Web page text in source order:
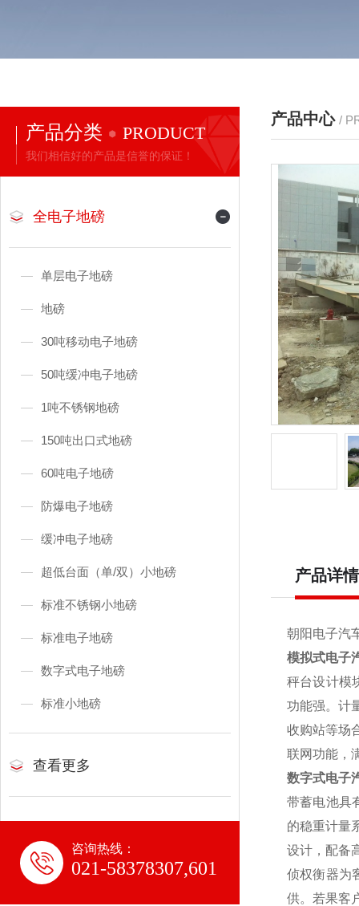
产品分类 PRODUCT
我们相信好的产品是信誉的保证！
全电子地磅
单层电子地磅
地磅
30吨移动电子地磅
50吨缓冲电子地磅
1吨不锈钢地磅
150吨出口式地磅
60吨电子地磅
防爆电子地磅
缓冲电子地磅
超低台面（单/双）小地磅
标准不锈钢小地磅
标准电子地磅
数字式电子地磅
标准小地磅
查看更多
咨询热线：
021-58378307,601
产品中心 /
产品详情
朝阳电子汽
模拟式电子
秤台设计模
功能强。计
收购站等场
联网功能，
数字式电子
带蓄电池具
的稳重计量
设计，配备
侦权衡器为
供。若果客